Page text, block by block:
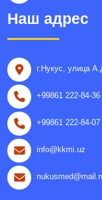
Наш адрес
г.Нукус, улица
+99861 222-84-36
+99861 222-84-07
info@kkmi.uz